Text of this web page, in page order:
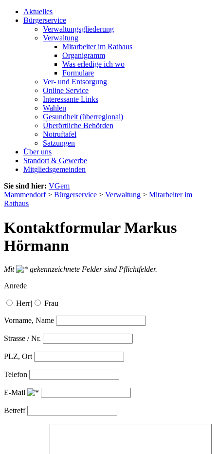
Aktuelles
Bürgerservice
Verwaltungsgliederung
Verwaltung
Mitarbeiter im Rathaus
Organigramm
Was erledige ich wo
Formulare
Ver- und Entsorgung
Online Service
Interessante Links
Wahlen
Gesundheit (überregional)
Überörtliche Behörden
Notruftafel
Satzungen
Über uns
Standort & Gewerbe
Mitgliedsgemeinden
Sie sind hier: VGem
Mammendorf> Bürgerservice > Verwaltung > Mitarbeiter im
Rathaus
Kontaktformular Markus
Hörmann
Mit
gekennzeichnete Felder sind Pflichtfelder.
Anrede
Herr| Frau
Vorname, Name
Strasse / Nr.
PLZ, Ort
Telefon
E-Mail
Betreff